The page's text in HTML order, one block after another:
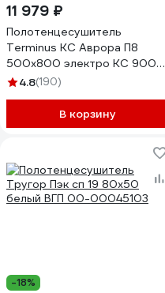
11 979 ₽
Полотенцесушитель
Terminus КС Аврора П8
500x800 электро КС 9005
матовый 4670078527493
4.8(190)
В корзину
-18%